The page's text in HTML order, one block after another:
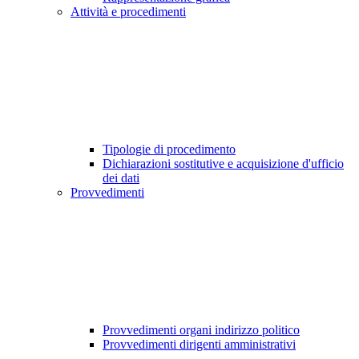
Attività e procedimenti
Tipologie di procedimento
Dichiarazioni sostitutive e acquisizione d'ufficio
dei dati
Provvedimenti
Provvedimenti organi indirizzo politico
Provvedimenti dirigenti amministrativi